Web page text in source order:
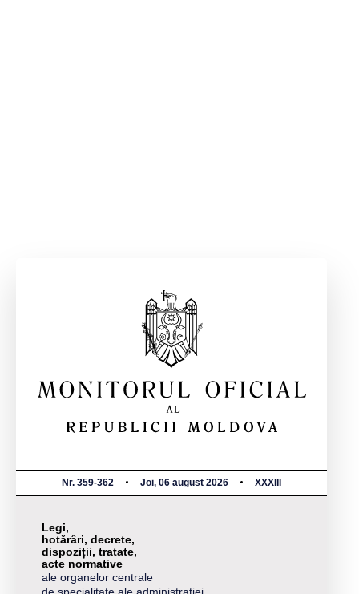
Nr. 359-362 Joi, 06 august 2026 XXXIII
Legi,
hotărâri, decrete,
dispoziții, tratate,
acte normative
ale organelor centrale
de specialitate ale administrației